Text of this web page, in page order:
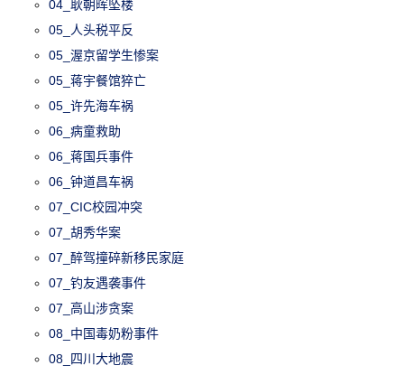
04_耿朝晖坠楼
05_人头税平反
05_渥京留学生惨案
05_蒋宇餐馆猝亡
05_许先海车祸
06_病童救助
06_蒋国兵事件
06_钟道昌车祸
07_CIC校园冲突
07_胡秀华案
07_醉驾撞碎新移民家庭
07_钓友遇袭事件
07_高山涉贪案
08_中国毒奶粉事件
08_四川大地震